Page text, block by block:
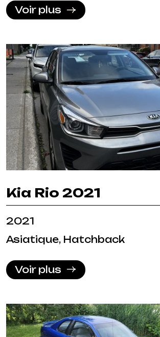
Voir plus
Kia Rio 2021
2021
Asiatique, Hatchback
Voir plus